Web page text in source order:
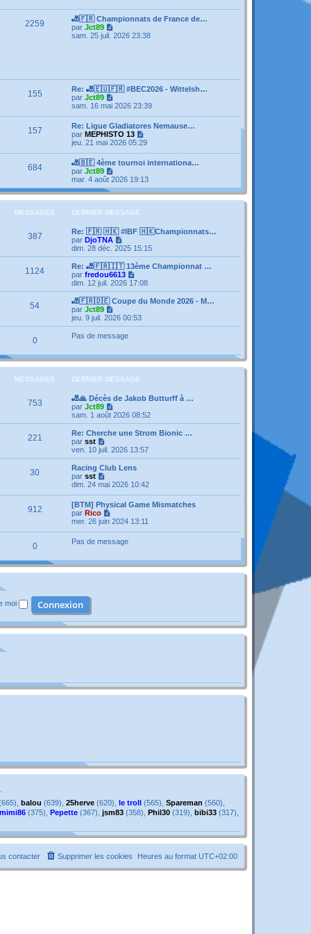
s
a
e
r
m
e
s
e
d
e
r
m
s
s
a
g
e
2259
🎳🇫🇷 Championnats de France de…
par Jct89
o
e
r
n
i
e
r
m
e
s
s
a
g
e
sam. 25 juil. 2026 23:38
155
Re: 🎳🇪🇺🇫🇷 #BEC2026 - Wittelsh…
par Jct89
o
r
l
e
d
e
r
i
e
r
e
s
a
g
e
sam. 16 mai 2026 23:39
157
Re: Ligue Gladiatores Nemause…
par MEPHISTO 13
o
r
l
e
d
e
r
r
e
s
s
g
e
jeu. 21 mai 2026 05:29
684
🎳🇧🇪 4ème tournoi internationa…
par Jct89
o
i
r
e
e
r
n
i
e
r
m
e
s
g
e
mar. 4 août 2026 19:13
MESSAGES DERNIER MESSAGE
387
Re: 🇫🇷 🇭🇰 #IBF 🇭🇰Championnats…
par DjoTNA
o
i
r
l
e
r
n
i
r
e
s
a
e
dim. 28 déc. 2025 15:15
1124
Re: 🎳🇫🇷🇮🇹 13ème Championnat …
par fredou6613
o
i
r
e
i
e
m
s
a
g
e
dim. 12 juil. 2026 17:08
54
🎳🇫🇷🇩🇪 Coupe du Monde 2026 - M…
par Jct89
o
i
r
d
e
r
n
e
m
e
s
a
g
e
jeu. 9 juil. 2026 00:53
0 Pas de message
MESSAGES DERNIER MESSAGE
753
🎳🙏 Décès de Jakob Butturff à …
par Jct89
o
i
r
e
r
n
i
e
r
e
s
s
e
sam. 1 août 2026 08:52
221
Re: Cherche une Strom Bionic …
par sst
o
i
r
e
r
n
i
e
r
s
s
ven. 10 juil. 2026 13:57
30
Racing Club Lens
par sst
o
l
e
d
e
r
i
e
r
g
e
dim. 24 mai 2026 10:42
912
[BTM] Physical Game Mismatches
par Rico
o
l
d
m
e
mer. 26 juin 2024 13:11
0 Pas de message
moi
balou (639), 25herve (620), le troll (565), Spareman (560),
mimi86 (375), Pepette (367), jsm83 (358), Phil30 (319), bibi33 (317),
Heures au format UTC+02:00
Supprimer les cookies
contacter